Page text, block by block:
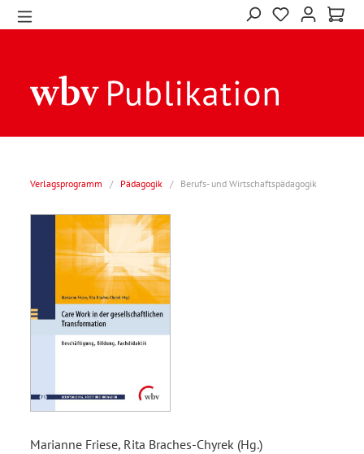
Verlagsprogramm / Pädagogik / Berufs- und Wirtschaftspädagogik
Marianne Friese, Rita Braches-Chyrek (Hg.)